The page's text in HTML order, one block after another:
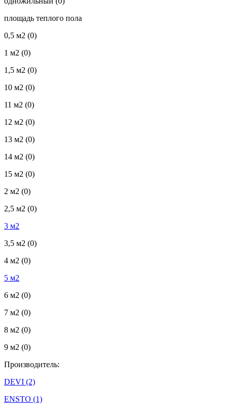
площадь теплого пола
0,5 м2 (0)
1 м2 (0)
1,5 м2 (0)
10 м2 (0)
11 м2 (0)
12 м2 (0)
13 м2 (0)
14 м2 (0)
15 м2 (0)
2 м2 (0)
2,5 м2 (0)
3 м2
3,5 м2 (0)
4 м2 (0)
5 м2
6 м2 (0)
7 м2 (0)
8 м2 (0)
9 м2 (0)
Производитель:
DEVI (2)
ENSTO (1)